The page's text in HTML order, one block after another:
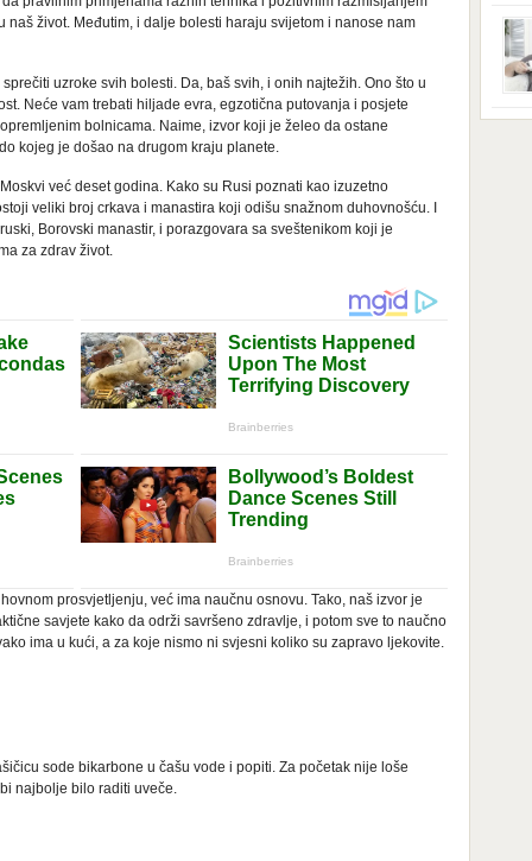
život. Međutim, i dalje bolesti haraju svijetom i nanose nam
uzroke svih bolesti. Da, baš svih, i onih najtežih. Ono što u
Neće vam trebati hiljade evra, egzotična putovanja i posjete
bolnicama. Naime, izvor koji je želeo da ostane
kojeg je došao na drugom kraju planete.
već deset godina. Kako su Rusi poznati kao izuzetno
veliki broj crkava i manastira koji odišu snažnom duhovnošću. I
Borovski manastir, i porazgovara sa sveštenikom koji je
za zdrav život.
prosvjetljenju, već ima naučnu osnovu. Tako, naš izvor je
savjete kako da održi savršeno zdravlje, i potom sve to naučno
ima u kući, a za koje nismo ni svjesni koliko su zapravo ljekovite.
sode bikarbone u čašu vode i popiti. Za početak nije loše
najbolje bilo raditi uveče.
se